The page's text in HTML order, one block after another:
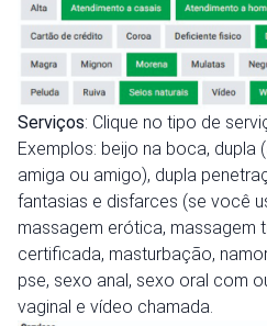
Serviços: Clique no tipo de
Exemplos: beijo na boca, dupla
amiga ou amigo), dupla
fantasias e disfarces (se você
massagem erótica, massagem
certificada, masturbação,
pse, sexo anal, sexo oral com
vaginal e vídeo chamada.